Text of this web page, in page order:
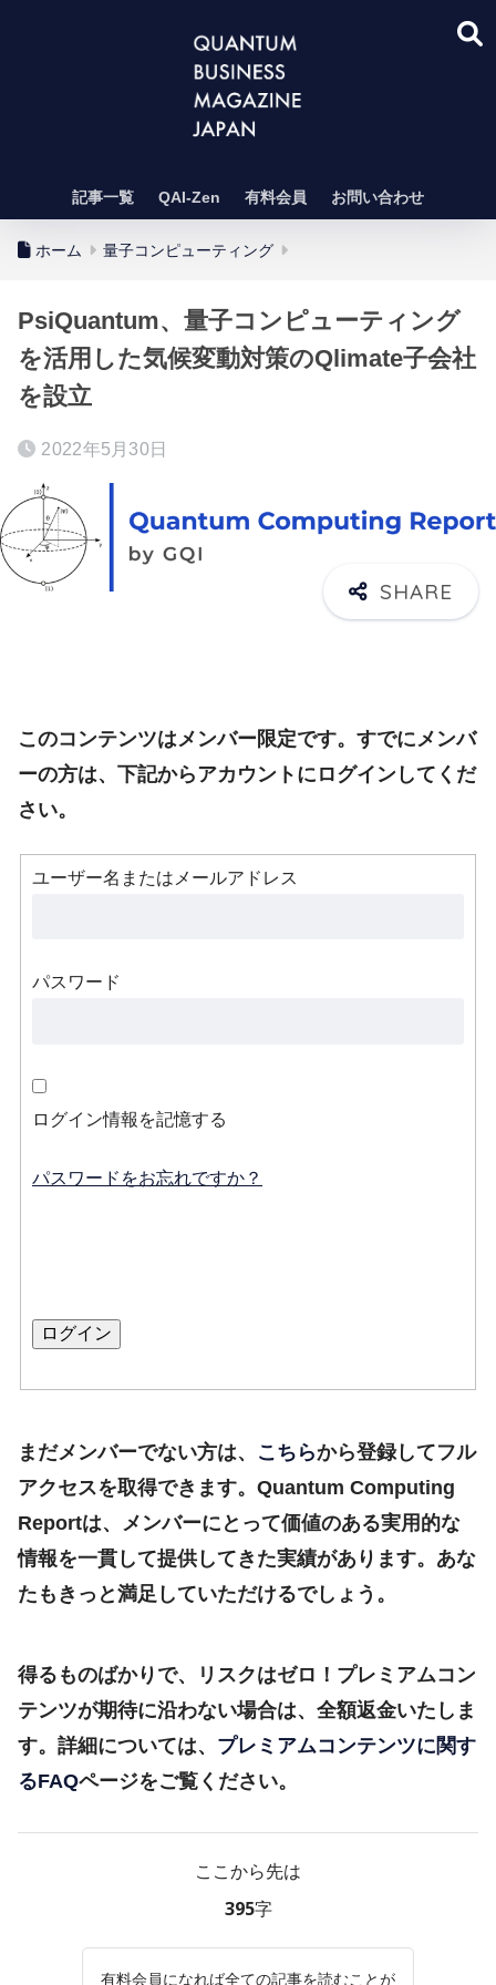
記事一覧 QAI-Zen 有料会員 お問い合わせ
ホーム 量子コンピューティング
PsiQuantum、量子コンピューティング
を活用した気候変動対策のQlimate子会社
を設立
2022年5月30日
このコンテンツはメンバー限定です。すでにメンバ
ーの方は、下記からアカウントにログインしてくだ
さい。
ユーザー名またはメールアドレス
パスワード
ログイン情報を記憶する
パスワードをお忘れですか？
まだメンバーでない方は、 こちらから登録してフル
アクセスを取得できます。Quantum Computing
Reportは、メンバーにとって価値のある実用的な
情報を一貫して提供してきた実績があります。あな
たもきっと満足していただけるでしょう。
得るものばかりで、リスクはゼロ！プレミアムコン
テンツが期待に沿わない場合は、全額返金いたしま
す。詳細については、 プレミアムコンテンツに関す
るFAQページをご覧ください。
ここから先は
395字
有料会員になれば全ての記事を読むことが